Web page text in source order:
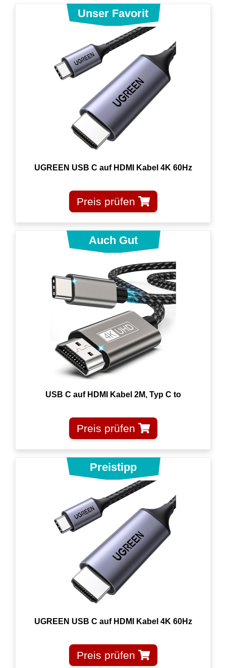
UGREEN USB C auf HDMI Kabel 4K 60Hz
Preis prüfen
USB C auf HDMI Kabel 2M, Typ C to
Preis prüfen
UGREEN USB C auf HDMI Kabel 4K 60Hz
Preis prüfen